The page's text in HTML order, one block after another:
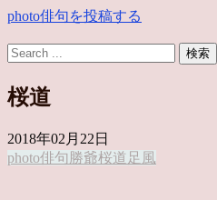
photo俳句を投稿する
桜道
2018年02月22日
photo俳句 勝爺桜道足 風